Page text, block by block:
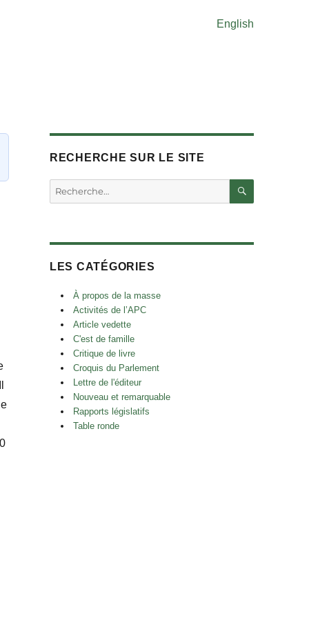
English
RECHERCHE SUR LE SITE
Rechercher :
LES CATÉGORIES
À propos de la masse
Activités de l’APC
Article vedette
C'est de famille
Critique de livre
Croquis du Parlement
Lettre de l'éditeur
Nouveau et remarquable
Rapports législatifs
Table ronde